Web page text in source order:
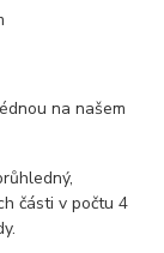
na našem
části v počtu 4